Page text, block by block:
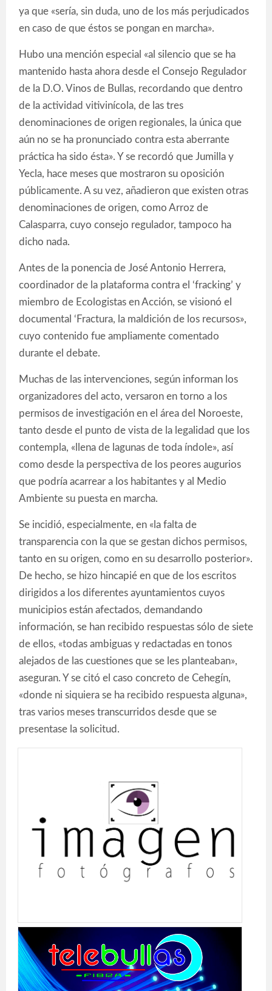
ya que «sería, sin duda, uno de los más perjudicados
en caso de que éstos se pongan en marcha».
Hubo una mención especial «al silencio que se ha
mantenido hasta ahora desde el Consejo Regulador
de la D.O. Vinos de Bullas, recordando que dentro
de la actividad vitivinícola, de las tres
denominaciones de origen regionales, la única que
aún no se ha pronunciado contra esta aberrante
práctica ha sido ésta». Y se recordó que Jumilla y
Yecla, hace meses que mostraron su oposición
públicamente. A su vez, añadieron que existen otras
denominaciones de origen, como Arroz de
Calasparra, cuyo consejo regulador, tampoco ha
dicho nada.
Antes de la ponencia de José Antonio Herrera,
coordinador de la plataforma contra el ‘fracking’ y
miembro de Ecologistas en Acción, se visionó el
documental ‘Fractura, la maldición de los recursos»,
cuyo contenido fue ampliamente comentado
durante el debate.
Muchas de las intervenciones, según informan los
organizadores del acto, versaron en torno a los
permisos de investigación en el área del Noroeste,
tanto desde el punto de vista de la legalidad que los
contempla, «llena de lagunas de toda índole», así
como desde la perspectiva de los peores augurios
que podría acarrear a los habitantes y al Medio
Ambiente su puesta en marcha.
Se incidió, especialmente, en «la falta de
transparencia con la que se gestan dichos permisos,
tanto en su origen, como en su desarrollo posterior».
De hecho, se hizo hincapié en que de los escritos
dirigidos a los diferentes ayuntamientos cuyos
municipios están afectados, demandando
información, se han recibido respuestas sólo de siete
de ellos, «todas ambiguas y redactadas en tonos
alejados de las cuestiones que se les planteaban»,
aseguran. Y se citó el caso concreto de Cehegín,
«donde ni siquiera se ha recibido respuesta alguna»,
tras varios meses transcurridos desde que se
presentase la solicitud.